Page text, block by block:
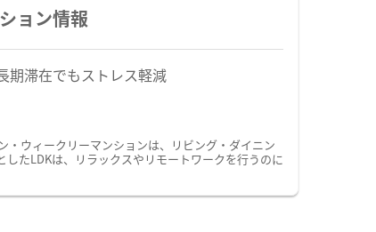
ョン情報
期滞在でもストレス軽減
ウィークリーマンションは、リビング・ダイニン
たLDKは、リラックスやリモートワークを行うのに